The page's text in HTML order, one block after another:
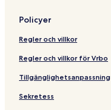
r
i
c
M
i
S
a
l
i
t
Policyer
Regler och villkor
Regler och villkor för Vrbo
Tillgänglighetsanpassning
Sekretess